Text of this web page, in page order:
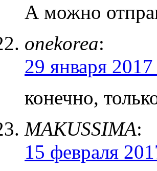
А можно
onekorea:
29 января
конечно,
MAKUSSIMA:
15 февраля